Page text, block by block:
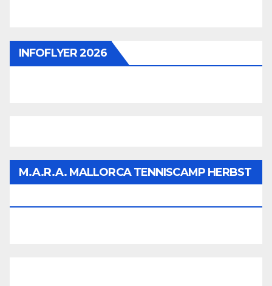
INFOFLYER 2026
M.A.R.A. MALLORCA TENNISCAMP HERBST